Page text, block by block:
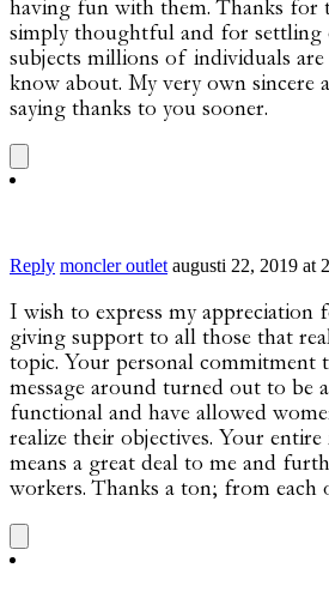
having fun with them. Thanks for
simply thoughtful and for settling
subjects millions of individuals
know about. My very own sincere
saying thanks to you sooner.
Reply moncler outlet augusti 22, 2019 at
I wish to express my appreciation
giving support to all those that
topic. Your personal commitment
message around turned out to be
functional and have allowed
realize their objectives. Your
means a great deal to me and
workers. Thanks a ton; from each